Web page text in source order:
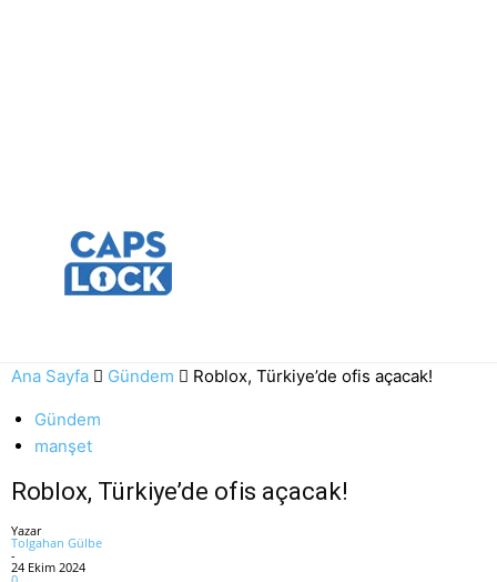
Ana Sayfa Gündem Roblox, Türkiye’de ofis açacak!
Gündem
manşet
Roblox, Türkiye’de ofis açacak!
Yazar
Tolgahan Gülbe
-
24 Ekim 2024